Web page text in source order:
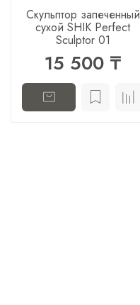
Скульптор запеченный
сухой SHIK Perfect
Sculptor 01
15 500 ₸